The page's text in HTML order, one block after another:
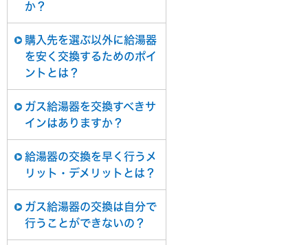
か？
購入先を選ぶ以外に給湯器
を安く交換するためのポイ
ントとは？
ガス給湯器を交換すべきサ
インはありますか？
給湯器の交換を早く行うメ
リット・デメリットとは？
ガス給湯器の交換は自分で
行うことができないの？